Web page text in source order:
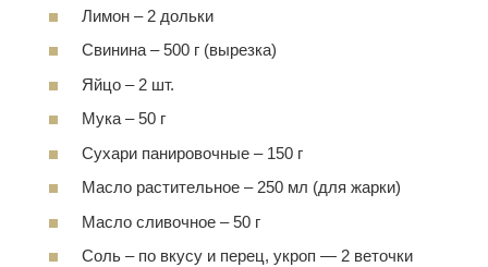
Лимон – 2 дольки
Свинина – 500 г (вырезка)
Яйцо – 2 шт.
Мука – 50 г
Сухари панировочные – 150 г
Масло растительное – 250 мл (для жарки)
Масло сливочное – 50 г
Соль – по вкусу и перец, укроп — 2 веточки